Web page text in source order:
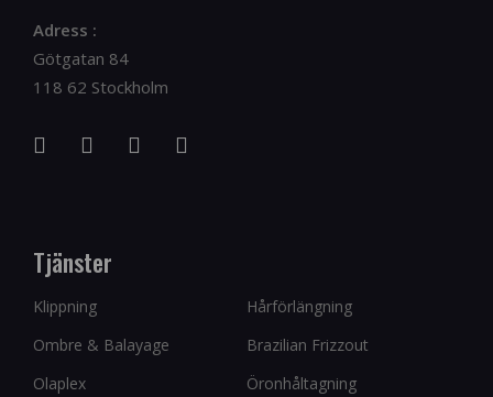
Adress :
Götgatan 84
118 62 Stockholm
Tjänster
Klippning
Hårförlängning
Ombre & Balayage
Brazilian Frizzout
Olaplex
Öronhåltagning